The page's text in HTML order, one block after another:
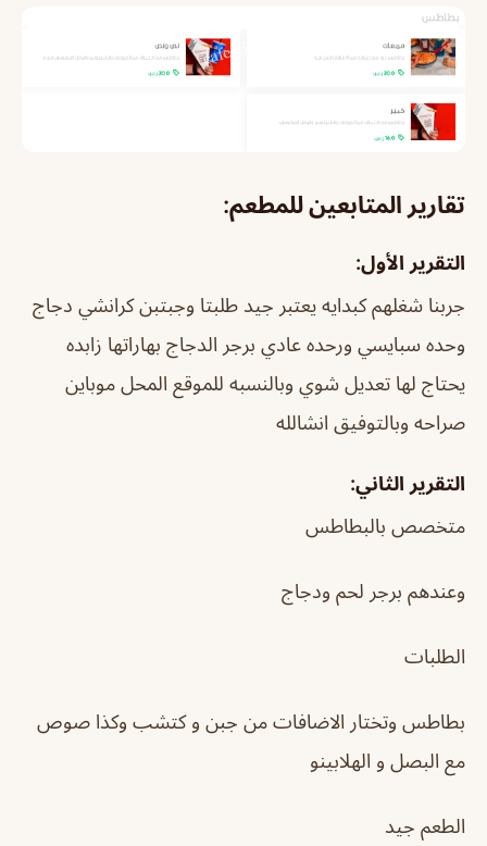
تقارير المتابعين للمطعم:
التقرير الأول:
جربنا شغلهم كبدايه يعتبر جيد طلبتا وجبتبن كرانشي دجاج
وحده سبايسي ورحده عادي برجر الدجاج بهاراتها زابده
يحتاج لها تعديل شوي وبالنسبه للموقع المحل موباين
صراحه وبالتوفيق انشالله
التقرير الثاني:
متخصص بالبطاطس
وعندهم برجر لحم ودجاج
الطلبات
بطاطس وتختار الاضافات من جبن و كتشب وكذا صوص
مع البصل و الهلابينو
الطعم جيد